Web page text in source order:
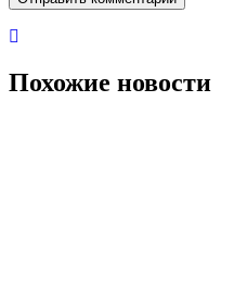
Похожие новости